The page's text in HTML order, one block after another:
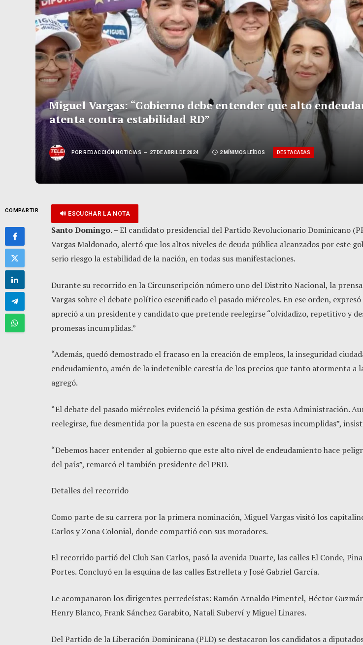
Miguel Vargas: “Gobierno debe entender que alto
atenta contra estabilidad RD”
POR REDACCIÓN NOTICIAS 27 DE ABRIL DE 2024 2 MÍNIMOS LEÍDOS DESTACADAS
COMPARTIR 🔊 ESCUCHAR LA NOTA
Santo Domingo. –El candidato presidencial del Partido Revolucionario Dominicano
Vargas Maldonado, alertó que los altos niveles de deuda pública alcanzados por este
serio riesgo la estabilidad de la nación, en todas sus manifestaciones.
Durante su recorrido en la Circunscripción número uno del Distrito Nacional, la
Vargas sobre el debate político escenificado el pasado miércoles. En ese orden,
apreció a un presidente y candidato que pretende reelegirse “olvidadizo, repetitivo y
promesas incumplidas.”
“Además, quedó demostrado el fracaso en la creación de empleos, la inseguridad
endeudamiento, amén de la indetenible carestía de los precios que tanto atormenta a
agregó.
“El debate del pasado miércoles evidenció la pésima gestión de esta Administración.
reelegirse, fue desmentida por la puesta en escena de sus promesas incumplidas”,
“Debemos hacer entender al gobierno que este alto nivel de endeudamiento hace
del país”, remarcó el también presidente del PRD.
Detalles del recorrido
Como parte de su carrera por la primera nominación, Miguel Vargas visitó los
Carlos y Zona Colonial, donde compartió con sus moradores.
El recorrido partió del Club San Carlos, pasó la avenida Duarte, las calles El Conde,
Portes. Concluyó en la esquina de las calles Estrelleta y José Gabriel García.
Le acompañaron los dirigentes perredeístas: Ramón Arnaldo Pimentel, Héctor
Henry Blanco, Frank Sánchez Garabito, Natali Suberví y Miguel Linares.
Del Partido de la Liberación Dominicana (PLD) se destacaron los candidatos a